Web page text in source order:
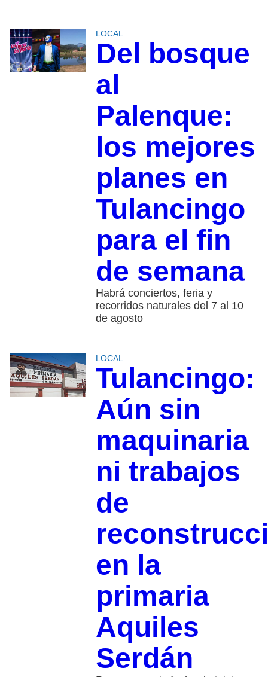
LOCAL
Del bosque
al
Palenque:
los mejores
planes en
Tulancingo
para el fin
de semana
Habrá conciertos, feria y
recorridos naturales del 7 al 10
de agosto
LOCAL
Tulancingo:
Aún sin
maquinaria
ni trabajos
de
en la
primaria
Aquiles
Serdán